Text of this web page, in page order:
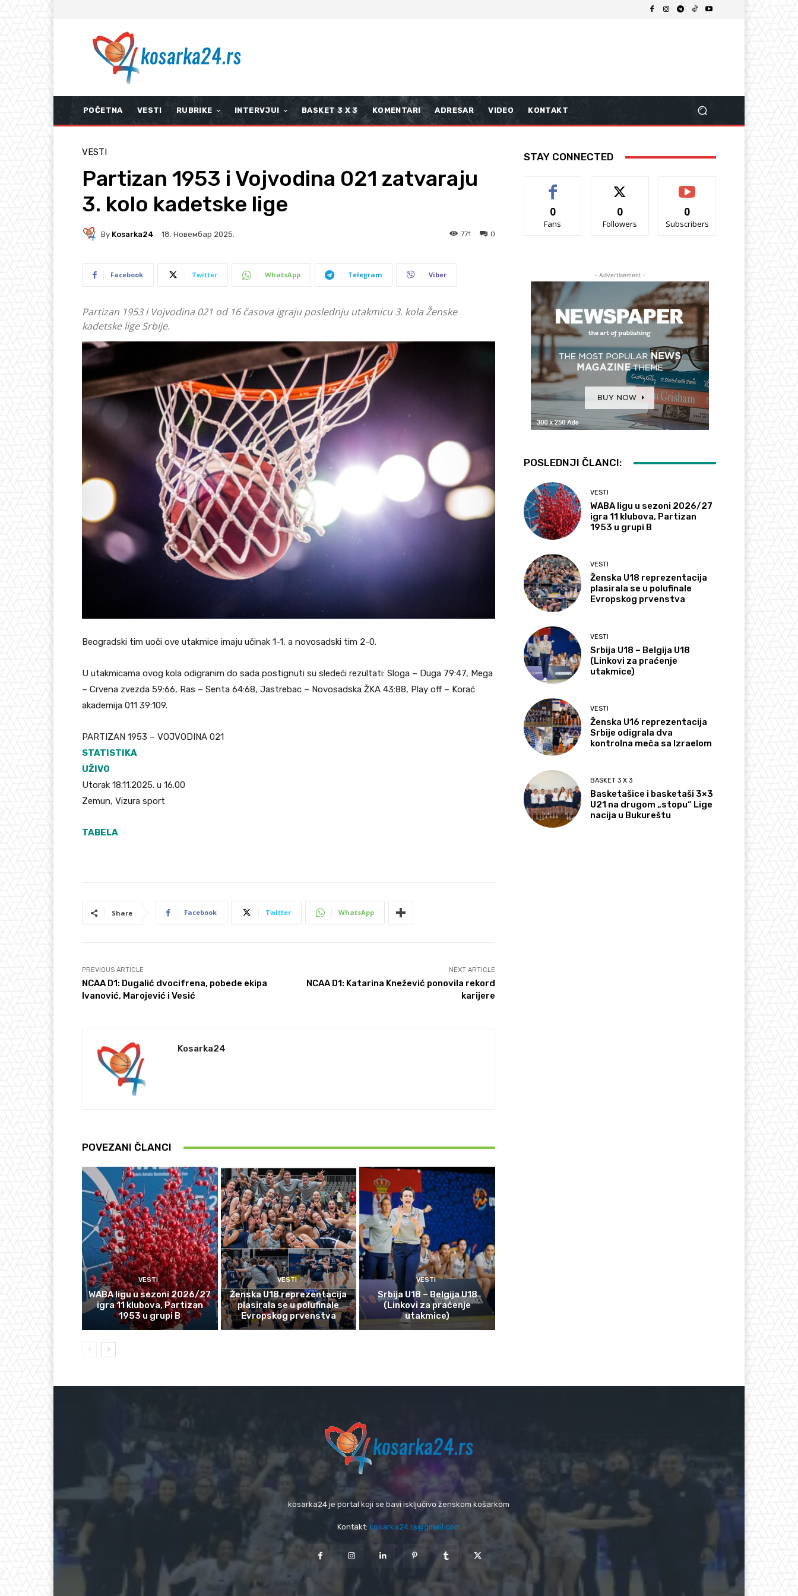
POČETNA VESTI RUBRIKE INTERVJUI BASKET 3 X 3 KOMENTARI ADRESAR VIDEO KONTAKT
VESTI
Partizan 1953 i Vojvodina 021 zatvaraju
3. kolo kadetske lige
By Kosarka24 18. Новембар 2025. 0
771
Facebook Twitter WhatsApp Telegram Viber
Partizan 1953 i Vojvodina 021 od 16 časova igraju poslednju utakmicu 3. kola Ženske
kadetske lige Srbije.
Beogradski tim uoči ove utakmice imaju učinak 1-1, a novosadski tim 2-0.
U utakmicama ovog kola odigranim do sada postignuti su sledeći rezultati: Sloga – Duga 79:47, Mega
– Crvena zvezda 59:66, Ras – Senta 64:68, Jastrebac – Novosadska ŽKA 43:88, Play off – Korać
akademija 011 39:109.
PARTIZAN 1953 – VOJVODINA 021
STATISTIKA
UŽIVO
Utorak 18.11.2025. u 16.00
Zemun, Vizura sport
TABELA
Share Facebook Twitter WhatsApp
PREVIOUS ARTICLE
NCAA D1: Dugalić dvocifrena, pobede ekipa
Ivanović, Marojević i Vesić
NEXT ARTICLE
NCAA D1: Katarina Knežević ponovila rekord
karijere
Kosarka24
POVEZANI ČLANCI
VESTI
WABA ligu u sezoni 2026/27
igra 11 klubova, Partizan
1953 u grupi B
VESTI
Ženska U18 reprezentacija
plasirala se u polufinale
Evropskog prvenstva
VESTI
Srbija U18 – Belgija U18
(Linkovi za praćenje
utakmice)
STAY CONNECTED
0
Fans
0
Followers
0
Subscribers
- Advertisement -
POSLEDNJI ČLANCI:
VESTI
WABA ligu u sezoni 2026/27
igra 11 klubova, Partizan
1953 u grupi B
VESTI
Ženska U18 reprezentacija
plasirala se u polufinale
Evropskog prvenstva
VESTI
Srbija U18 – Belgija U18
(Linkovi za praćenje
utakmice)
VESTI
Ženska U16 reprezentacija
Srbije odigrala dva
kontrolna meča sa Izraelom
BASKET 3 X 3
Basketašice i basketaši 3×3
U21 na drugom „stopu“ Lige
nacija u Bukureštu
kosarka24 je portal koji se bavi isključivo ženskom košarkom
Kontakt: kosarka24.rs@gmail.com